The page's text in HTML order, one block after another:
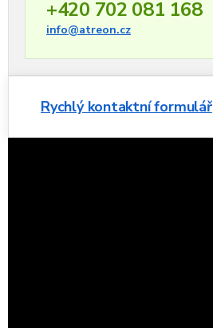
+420 702 081 168
info@atreon.cz
Rychlý kontaktní formulář